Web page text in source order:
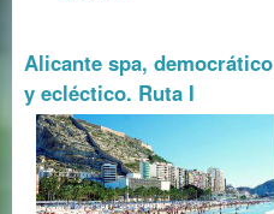
Alicante spa, democrático
y ecléctico. Ruta I